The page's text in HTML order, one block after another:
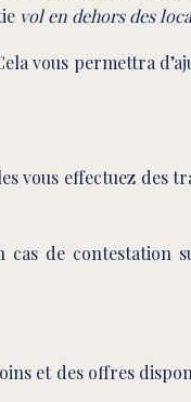
vol en dehors des
vous permettra
vous effectuez des
de contestation
et des offres